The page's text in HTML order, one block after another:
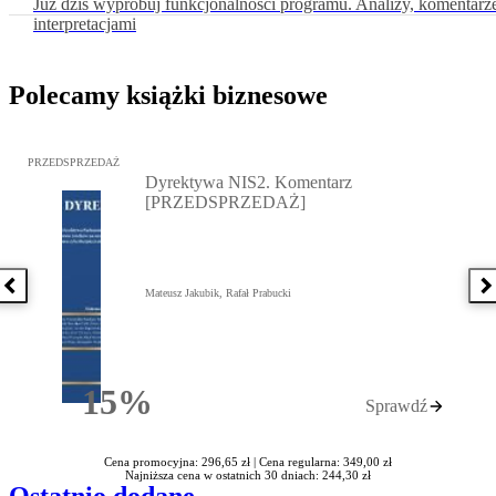
Już dziś wypróbuj funkcjonalności programu. Analizy,
interpretacjami
Polecamy książki biznesowe
Poprzednia książka
Przejdź do: Dyrektywa NIS2. Komentarz [PRZEDSPRZEDAŻ],
PRZEDSPRZEDAŻ
15%Rabatu
Dyrektywa NIS2. Komentarz
[PRZEDSPRZEDAŻ]
Mateusz Jakubik, Rafał Prabucki
Sprawdź
Cena promocyjna: 296,65 zł | Cena regularna: 349,00 zł
Najniższa cena w ostatnich 30 dniach: 244,30 zł